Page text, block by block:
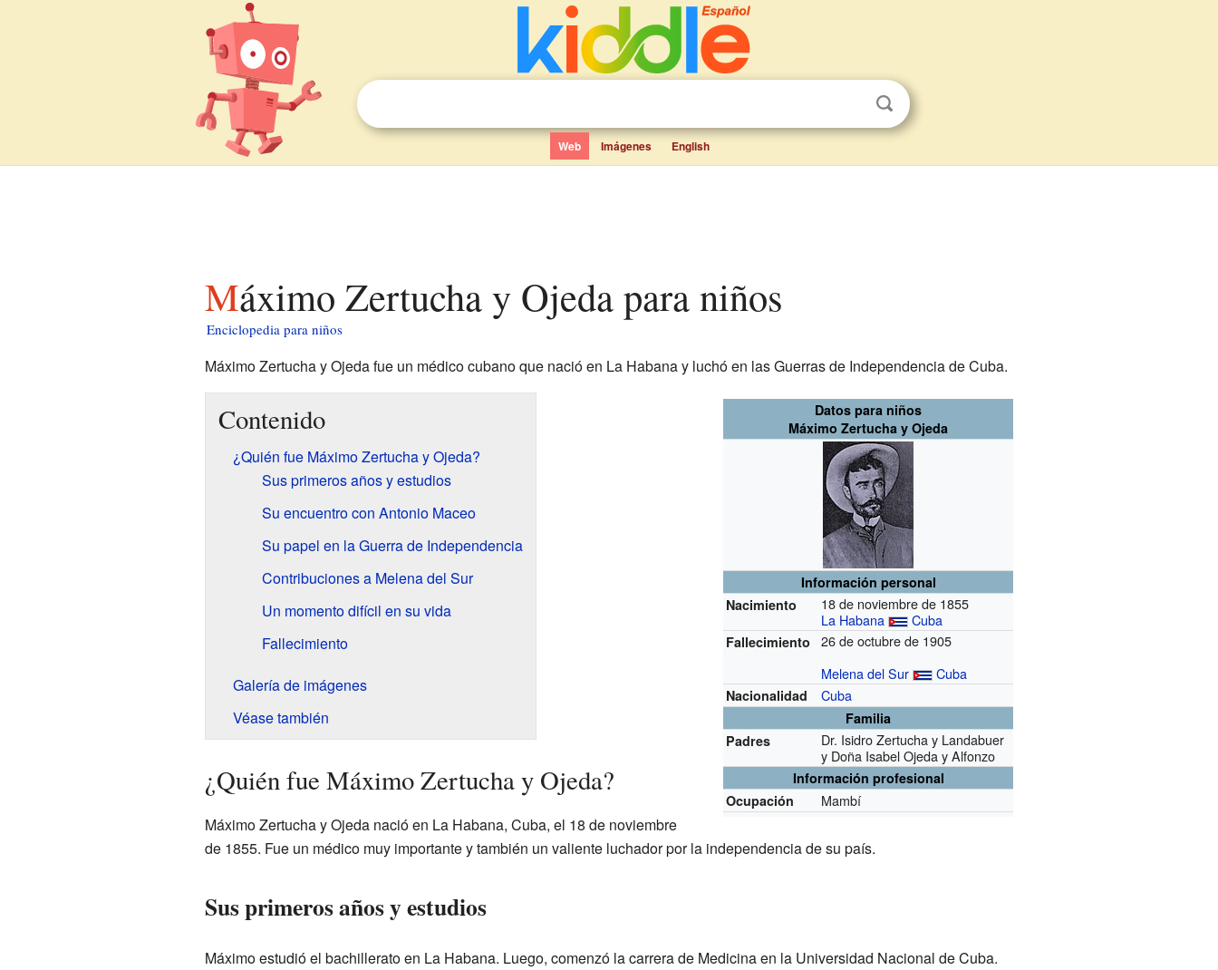
Web Imágenes English
Máximo Zertucha y Ojeda para niños
Enciclopedia para niños
Máximo Zertucha y Ojeda fue un médico cubano que nació en La Habana y luchó en las Guerras de Independencia de Cuba.
Datos para niños
Máximo Zertucha y Ojeda
Información personal
Nacimiento
18 de noviembre de 1855
La Habana
Cuba
Fallecimiento
26 de octubre de 1905
Melena del Sur
Cuba
Nacionalidad Cuba
Familia
Padres
Dr. Isidro Zertucha y Landabuer
y Doña Isabel Ojeda y Alfonzo
Información profesional
Ocupación
Mambí
Contenido
¿Quién fue Máximo Zertucha y Ojeda?
Sus primeros años y estudios
Su encuentro con Antonio Maceo
Su papel en la Guerra de Independencia
Contribuciones a Melena del Sur
Un momento difícil en su vida
Fallecimiento
Galería de imágenes
Véase también
¿Quién fue Máximo Zertucha y Ojeda?
Máximo Zertucha y Ojeda nació en La Habana, Cuba, el 18 de noviembre
de 1855. Fue un médico muy importante y también un valiente luchador por la independencia de su país.
Sus primeros años y estudios
Máximo estudió el bachillerato en La Habana. Luego, comenzó la carrera de Medicina en la Universidad Nacional de Cuba.